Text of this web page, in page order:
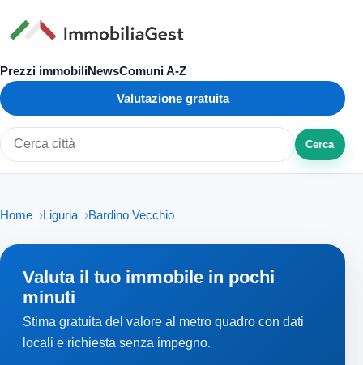
Prezzi immobiliNewsComuni A-Z
Valutazione gratuita
Cerca città o zona
Cerca
Home Liguria Bardino Vecchio
Valuta il tuo immobile in pochi
minuti
Stima gratuita del valore al metro quadro con dati
locali e richiesta senza impegno.